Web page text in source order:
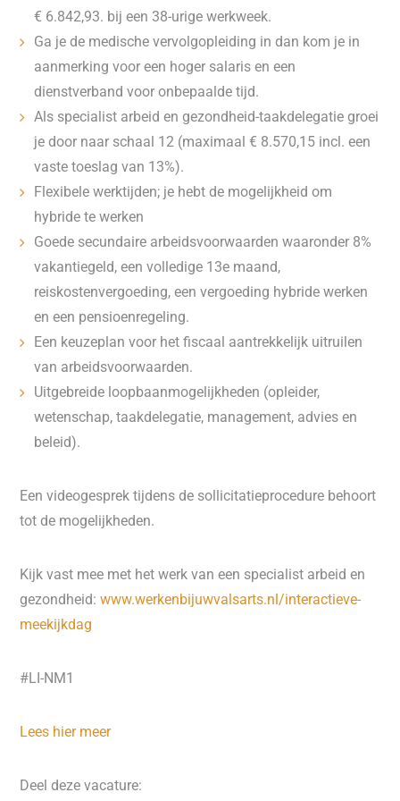
€ 6.842,93. bij een 38-urige werkweek.
Ga je de medische vervolgopleiding in dan kom je in
aanmerking voor een hoger salaris en een
dienstverband voor onbepaalde tijd.
Als specialist arbeid en gezondheid-taakdelegatie groei
je door naar schaal 12 (maximaal € 8.570,15 incl. een
vaste toeslag van 13%).
Flexibele werktijden; je hebt de mogelijkheid om
hybride te werken
Goede secundaire arbeidsvoorwaarden waaronder 8%
vakantiegeld, een volledige 13e maand,
reiskostenvergoeding, een vergoeding hybride werken
en een pensioenregeling.
Een keuzeplan voor het fiscaal aantrekkelijk uitruilen
van arbeidsvoorwaarden.
Uitgebreide loopbaanmogelijkheden (opleider,
wetenschap, taakdelegatie, management, advies en
beleid).
Een videogesprek tijdens de sollicitatieprocedure behoort
tot de mogelijkheden.
Kijk vast mee met het werk van een specialist arbeid en
gezondheid:www.werkenbijuwvalsarts.nl/interactieve-
meekijkdag
#LI-NM1
Lees hier meer
Deel deze vacature: